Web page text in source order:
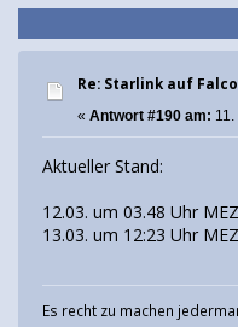
Re: Starlink auf
« Antwort #190 am:
Aktueller Stand:
12.03. um 03.48 Uhr
13.03. um 12:23 Uhr
Es recht zu machen